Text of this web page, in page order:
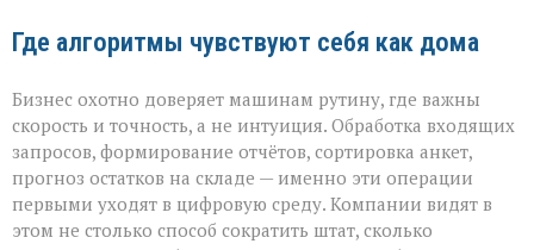
Где алгоритмы чувствуют себя как дома
Бизнес охотно доверяет машинам рутину, где важны
скорость и точность, а не интуиция. Обработка входящих
запросов, формирование отчётов, сортировка анкет,
прогноз остатков на складе — именно эти операции
первыми уходят в цифровую среду. Компании видят в
этом не столько способ сократить штат, сколько